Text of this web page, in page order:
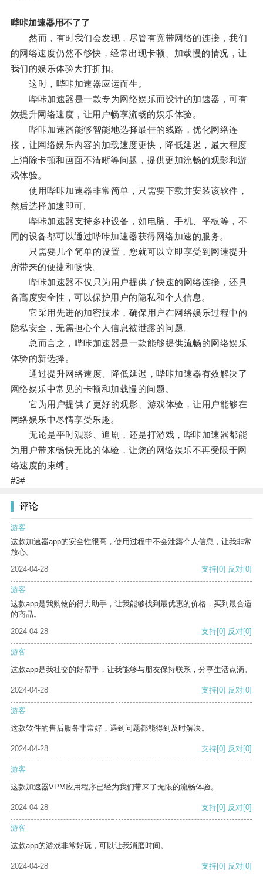
哔咔加速器用不了了
然而，有时我们会发现，尽管有宽带网络的连接，我们
的网络速度仍然不够快，经常出现卡顿、加载慢的情况，让
我们的娱乐体验大打折扣。
这时，哔咔加速器应运而生。
哔咔加速器是一款专为网络娱乐而设计的加速器，可有
效提升网络速度，让用户畅享流畅的娱乐体验。
哔咔加速器能够智能地选择最佳的线路，优化网络连
接，让网络娱乐内容的加载速度更快，降低延迟，最大程度
上消除卡顿和画面不清晰等问题，提供更加流畅的观影和游
戏体验。
使用哔咔加速器非常简单，只需要下载并安装该软件，
然后选择加速即可。
哔咔加速器支持多种设备，如电脑、手机、平板等，不
同的设备都可以通过哔咔加速器获得网络加速的服务。
只需要几个简单的设置，您就可以立即享受到网速提升
所带来的便捷和畅快。
哔咔加速器不仅只为用户提供了快速的网络连接，还具
备高度安全性，可以保护用户的隐私和个人信息。
它采用先进的加密技术，确保用户在网络娱乐过程中的
隐私安全，无需担心个人信息被泄露的问题。
总而言之，哔咔加速器是一款能够提供流畅的网络娱乐
体验的新选择。
通过提升网络速度、降低延迟，哔咔加速器有效解决了
网络娱乐中常见的卡顿和加载慢的问题。
它为用户提供了更好的观影、游戏体验，让用户能够在
网络娱乐中尽情享受乐趣。
无论是平时观影、追剧，还是打游戏，哔咔加速器都能
为用户带来畅快无比的体验，让您的网络娱乐不再受限于网
络速度的束缚。
#3#
评论
游客
这款加速器app的安全性很高，使用过程中不会泄露个人信息，让我非常
放心。
2024-04-28
支持[0] 反对[0]
游客
这款app是我购物的得力助手，让我能够找到最优惠的价格，买到最合适
的商品。
2024-04-28
支持[0] 反对[0]
游客
这款app是我社交的好帮手，让我能够与朋友保持联系，分享生活点滴。
2024-04-28 支持[0] 反对[0]
游客
这款软件的售后服务非常好，遇到问题都能得到及时解决。
2024-04-28 支持[0] 反对[0]
游客
这款加速器VPM应用程序已经为我们带来了无限的流畅体验。
2024-04-28 支持[0] 反对[0]
游客
这款app的游戏非常好玩，可以让我消磨时间。
2024-04-28 支持[0] 反对[0]